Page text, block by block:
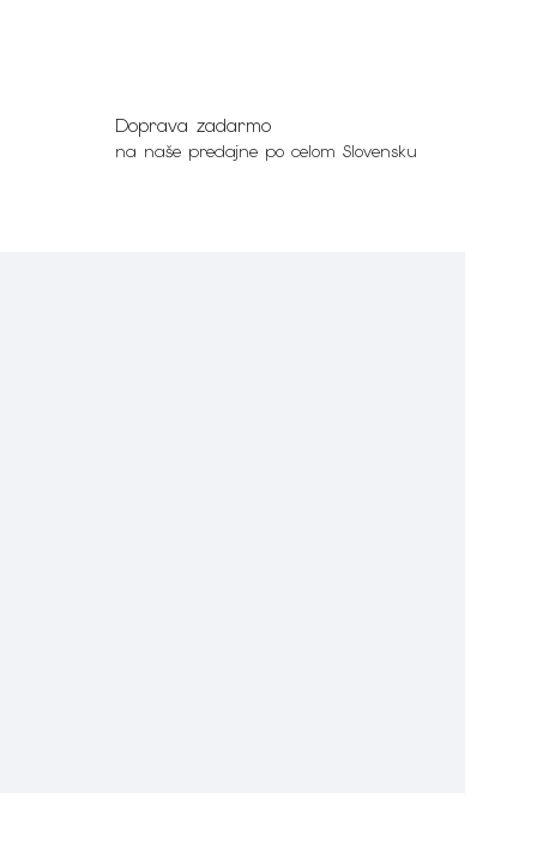
Doprava zadarmo
na naše predajne po celom Slovensku